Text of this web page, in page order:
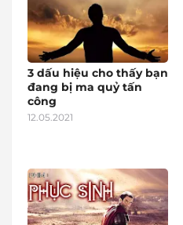
3 dấu hiệu cho thấy bạn
đang bị ma quỷ tấn
công
12.05.2021